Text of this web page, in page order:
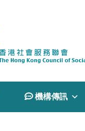
 機構傳訊